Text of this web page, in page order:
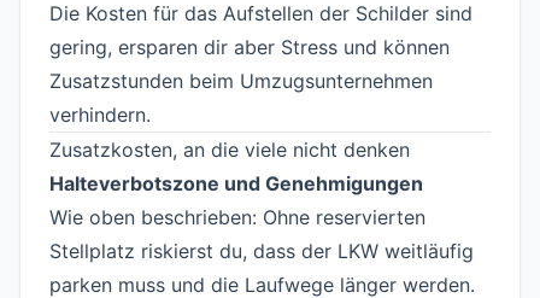
Die Kosten für das Aufstellen der Schilder sind
gering, ersparen dir aber Stress und können
Zusatzstunden beim Umzugsunternehmen
verhindern.
Zusatzkosten, an die viele nicht denken
Halteverbotszone und Genehmigungen
Wie oben beschrieben: Ohne reservierten
Stellplatz riskierst du, dass der LKW weitläufig
parken muss und die Laufwege länger werden.